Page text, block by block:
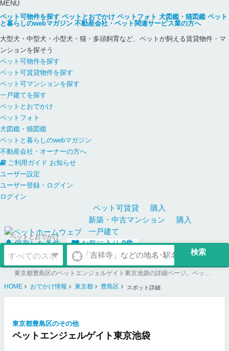
MENU
ペット可物件を探す ペットとおでかけ ペットフォト 犬図鑑・猫図鑑 ペット
と暮らしのwebマガジン 不動産会社・ペット関連サービス業の方へ
大型犬・中型犬・小型犬・猫・多頭飼育など、ペットが飼える賃貸物件・マ
ンションを探そう
ペット可物件を探す
ペット可賃貸物件を探す
ペット可マンションを探す
一戸建てを探す
ペットとおでかけ
ペットフォト
犬図鑑・猫図鑑
ペットと暮らしのwebマガジン
不動産会社・オーナーの方へ
ご利用ガイド お知らせ
ユーザー設定
ユーザー登録・ログイン
ログイン
ペット可賃貸
購入
新築・中古マンション
購入
一戸建て
保存した条件
お気に入り0件
ペットとおでかけ
東京都豊島区のペットエンジェルゲイト東京池袋の詳細ページ。ペット同伴可のお店探しならペットホームウェブ。ペット可賃貸のお部屋探し、ペット可マンション購入のご検討時にもご利用ください。
HOME
おでかけ情報 東京都 豊島区 スポット詳細
東京都豊島区のその他
ペットエンジェルゲイト東京池袋